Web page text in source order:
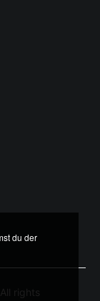
. All rights
du der